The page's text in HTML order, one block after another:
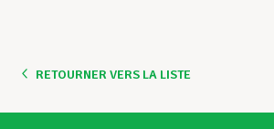
RETOURNER VERS LA LISTE